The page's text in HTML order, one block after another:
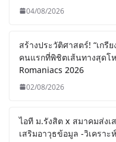
04/08/2026
สร้างประวัติศาสตร์! “เกรี
คนแรกที่พิชิตเส้นทางสุดโ
Romaniacs 2026
02/08/2026
ไอที ม.รังสิต x สมาคมส่ง
เสริมอาวุธข้อมูล -วิเครา